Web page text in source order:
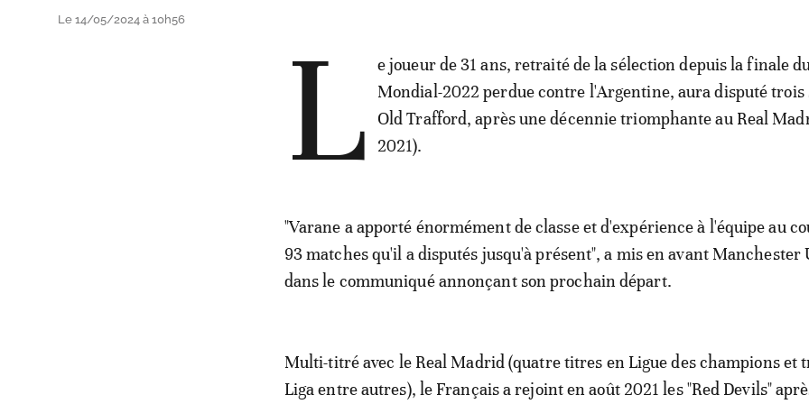
Le 14/05/2024 à 10h56 L
e joueur de 31 ans, retraité de la sélection depuis la finale
Mondial-2022 perdue contre l'Argentine, aura disputé trois
Old Trafford, après une décennie triomphante au Real
2021).
"Varane a apporté énormément de classe et d'expérience à l'équipe au
93 matches qu'il a disputés jusqu'à présent", a mis en avant Manchester
dans le communiqué annonçant son prochain départ.
Multi-titré avec le Real Madrid (quatre titres en Ligue des champions et
Liga entre autres), le Français a rejoint en août 2021 les "Red Devils"